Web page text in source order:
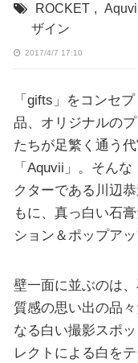
ROCKET ,
ザイン
2017/4/7 17:10
「gifts」をコンセ
品、オリジナルの
たちが足繁く通う
「Aquvii」。そん
クターである川辺
もに、真っ白い石
ション＆ポップア
壁一面に並ぶのは
質感の思い出の品
なる白い撮影スポ
レクトによる白を